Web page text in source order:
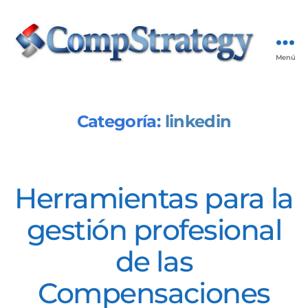
Menú
Categoría: linkedin
Herramientas para la
gestión profesional
de las
Compensaciones